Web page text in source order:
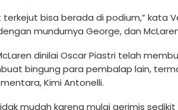
terkejut bisa berada di podium,” kata
mundurnya George, dan
dinilai Oscar Piastri telah
bingung para pembalap lain,
Kimi Antonelli.
mudah karena mulai gerimis